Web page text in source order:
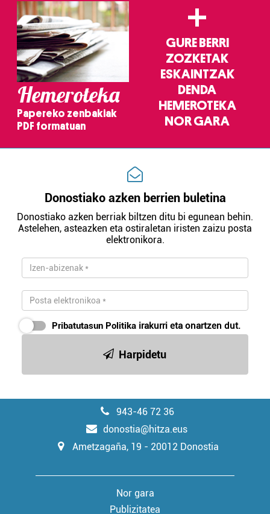
Hemeroteka
Papereko zenbakiak
PDF formatuan
+
GURE BERRI
ZOZKETAK
ESKAINTZAK
DENDA
HEMEROTEKA
NOR GARA
Donostiako azken berrien buletina
Donostiako azken berriak biltzen ditu bi egunean behin.
Astelehen, asteazken eta ostiraletan iristen zaizu posta
elektronikora.
Pribatutasun Politika irakurri eta onartzen dut.
Harpidetu
943-46 72 36
donostia@hitza.eus
Ametzagaña, 19 - 20012 Donostia
Nor gara
Publizitatea